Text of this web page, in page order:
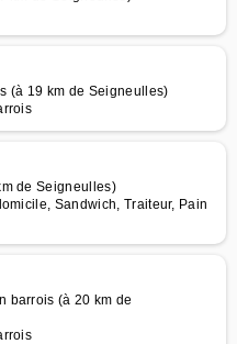
(à 19 km de Seigneulles)
de Seigneulles)
Sandwich, Traiteur, Pain
barrois (à 20 km de